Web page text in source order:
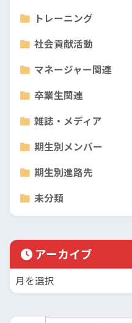
トレーニング
社会貢献活動
マネージャー関連
卒業生関連
雑誌・メディア
期生別メンバー
期生別進路先
未分類
アーカイブ